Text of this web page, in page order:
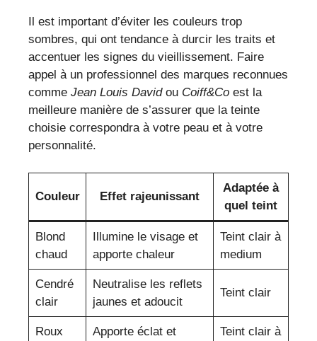
Il est important d’éviter les couleurs trop
sombres, qui ont tendance à durcir les traits et
accentuer les signes du vieillissement. Faire
appel à un professionnel des marques reconnues
comme Jean Louis Davidou Coiff&Co est la
meilleure manière de s’assurer que la teinte
choisie correspondra à votre peau et à votre
personnalité.
Couleur Effet rajeunissant
Adaptée à
quel teint
Blond
chaud
Illumine le visage et
apporte chaleur
Teint clair à
medium
Cendré
clair
Neutralise les reflets
jaunes et adoucit
Teint clair
Roux
Apporte éclat et
Teint clair à